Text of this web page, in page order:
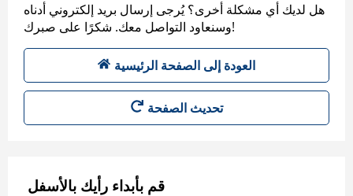
هل لديك أي مشكلة أخرى؟ يُرجى إرسال بريد إلكتروني أدناه
وسنعاود التواصل معك. شكرًا على صبرك!
العودة إلى الصفحة الرئيسية
تحديث الصفحة
قم بأبداء رأيك بالأسفل